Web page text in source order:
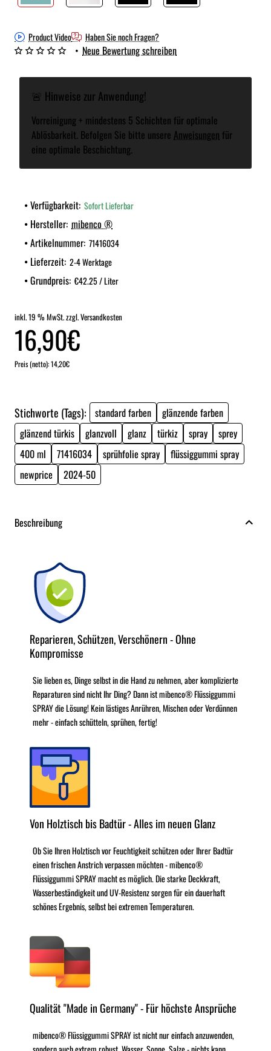
Product Video Haben Sie noch Fragen?
🚨 Hinweise zur Anwendung!
Vorreinigung + mindestens 5 Schichten für optimale
Ablösbarkeit. Befolgen Sie bitte unsere Anweisungen für
eine optimale Beschichtung.
Verfügbarkeit: Sofort Lieferbar
Hersteller: mibenco ®
Artikelnummer: 71416034
Lieferzeit: 2-4 Werktage
Grundpreis: €42.25 / Liter
• Neue Bewertung schreiben
inkl. 19 % MwSt. zzgl. Versandkosten
16,90€
Preis (netto): 14,20€
Stichworte (Tags): standard farben
glänzende farben
glänzend türkis
glanzvoll glanz türkiz spray
sprey
400 ml
71416034 sprühfolie spray
flüssiggummi spray
newprice
2024-50
Beschreibung
Reparieren, Schützen, Verschönern - Ohne
Kompromisse
Sie lieben es, Dinge selbst in die Hand zu nehmen, aber komplizierte
Reparaturen sind nicht Ihr Ding? Dann ist mibenco® Flüssiggummi
SPRAY die Lösung! Kein lästiges Anrühren, Mischen oder Verdünnen
mehr - einfach schütteln, sprühen, fertig!
Von Holztisch bis Badtür - Alles im neuen Glanz
Ob Sie Ihren Holztisch vor Feuchtigkeit schützen oder Ihrer Badtür
einen frischen Anstrich verpassen möchten - mibenco®
Flüssiggummi SPRAY macht es möglich. Die starke Deckkraft,
Wasserbeständigkeit und UV-Resistenz sorgen für ein dauerhaft
schönes Ergebnis, selbst bei extremen Temperaturen.
Qualität "Made in Germany" - Für höchste Ansprüche
mibenco® Flüssiggummi SPRAY ist nicht nur einfach anzuwenden,